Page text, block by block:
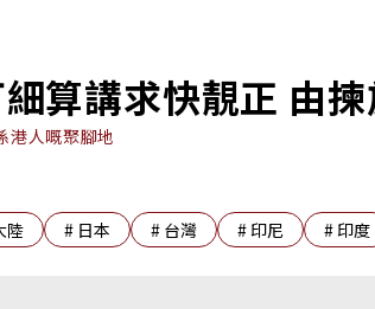
算講求快靚正 由
港人嘅聚腳地
陸 # 日本 # 台灣 # 印尼 # 印度